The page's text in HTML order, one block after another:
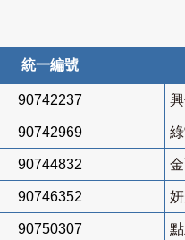
統一編號
90742237
90742969
90744832
90746352
90750307